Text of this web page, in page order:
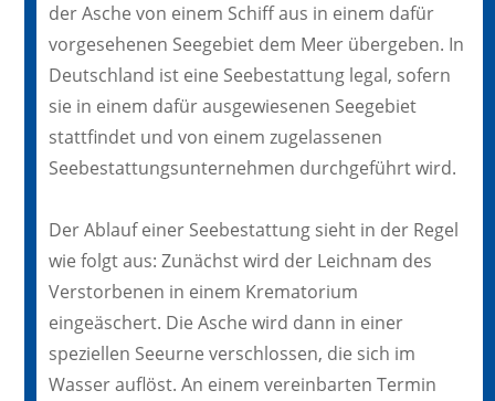
der Asche von einem Schiff aus in einem dafür
vorgesehenen Seegebiet dem Meer übergeben. In
Deutschland ist eine Seebestattung legal, sofern
sie in einem dafür ausgewiesenen Seegebiet
stattfindet und von einem zugelassenen
Seebestattungsunternehmen durchgeführt wird.
Der Ablauf einer Seebestattung sieht in der Regel
wie folgt aus: Zunächst wird der Leichnam des
Verstorbenen in einem Krematorium
eingeäschert. Die Asche wird dann in einer
speziellen Seeurne verschlossen, die sich im
Wasser auflöst. An einem vereinbarten Termin